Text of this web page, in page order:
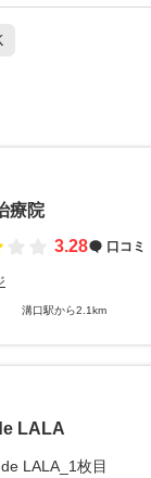
療院
3.28
口コミ
溝口駅から2.1km
LALA